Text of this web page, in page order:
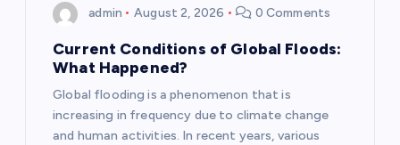
admin August 2, 2026 0 Comments
Current Conditions of Global Floods:
What Happened?
Global flooding is a phenomenon that is
increasing in frequency due to climate change
and human activities. In recent years, various